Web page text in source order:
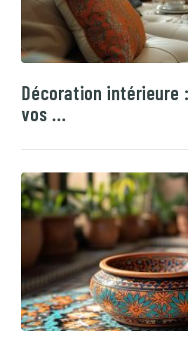
Décoration intérieure
vos …